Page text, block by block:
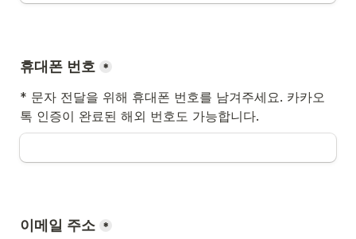
휴대폰 번호 *
* 문자 전달을 위해 휴대폰 번호를 남겨주세요. 카카오
이메일 주소 *